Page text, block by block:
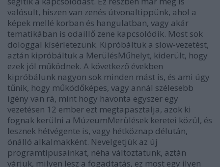
valósult, hiszen van zenés útvonaltippünk, ahol a
képek mellé korban és hangulatban, vagy akár
tematikában is odaillő zene kapcsolódik. Most sok
dologgal kísérletezünk. Kipróbáltuk a slow-vezetést,
aztán kipróbáltuk a MerülésMűhelyt, kiderült, hogy
ezek jól működnek. A következő években
kipróbálunk nagyon sok minden mást is, és ami úgy
tűnik, hogy működőképes, vagy annál szélesebb
igény van rá, mint hogy havonta egyszer egy
vezetésen 12 ember ezt megtapasztalja, azok ki
fognak kerülni a MúzeumMerülések keretei közül, és
lesznek hétvégente is, vagy hétköznap délután,
önálló alkalmakként. Nevelgetjük az új
programtípusainkat, néha változtatunk, aztán
várjuk, milyen lesz a fogadtatás, ez most egy ilyen